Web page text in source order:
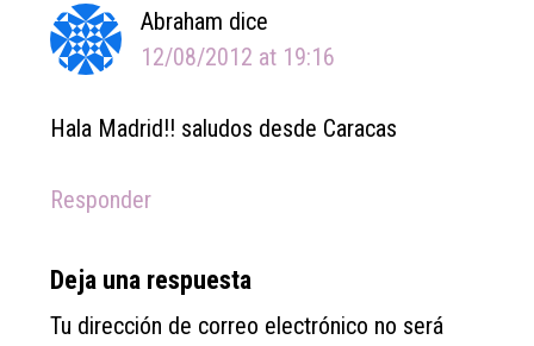
Abraham dice
12/08/2012 at 19:16
Hala Madrid!! saludos desde Caracas
Responder
Deja una respuesta
Tu dirección de correo electrónico no será